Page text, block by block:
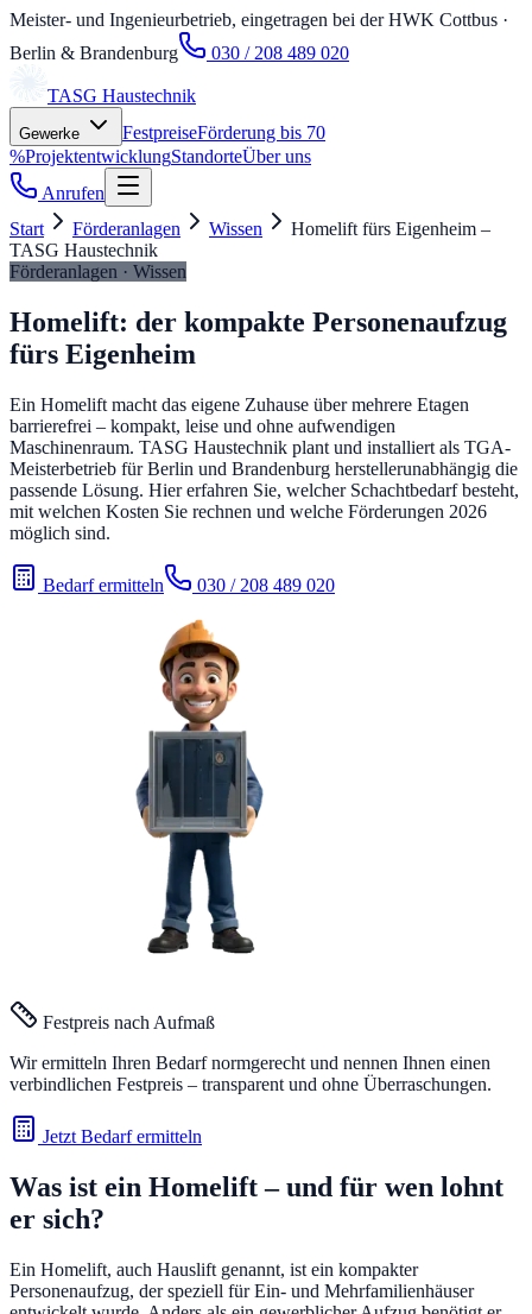
Meister- und Ingenieurbetrieb, eingetragen bei der HWK Cottbus ·
Berlin & Brandenburg
030 / 208 489 020
TASG Haustechnik
Gewerke FestpreiseFörderung bis 70
%ProjektentwicklungStandorteÜber uns
Anrufen
Start
Förderanlagen Wissen
Homelift fürs Eigenheim –
TASG Haustechnik
Förderanlagen · Wissen
Homelift: der kompakte Personenaufzug
fürs Eigenheim
Ein Homelift macht das eigene Zuhause über mehrere Etagen
barrierefrei – kompakt, leise und ohne aufwendigen
Maschinenraum. TASG Haustechnik plant und installiert als TGA-
Meisterbetrieb für Berlin und Brandenburg herstellerunabhängig die
passende Lösung. Hier erfahren Sie, welcher Schachtbedarf besteht,
mit welchen Kosten Sie rechnen und welche Förderungen 2026
möglich sind.
Bedarf ermitteln 030 / 208 489 020
Festpreis nach Aufmaß
Wir ermitteln Ihren Bedarf normgerecht und nennen Ihnen einen
verbindlichen Festpreis – transparent und ohne Überraschungen.
Jetzt Bedarf ermitteln
Was ist ein Homelift – und für wen lohnt
er sich?
Ein Homelift, auch Hauslift genannt, ist ein kompakter
Personenaufzug, der speziell für Ein- und Mehrfamilienhäuser